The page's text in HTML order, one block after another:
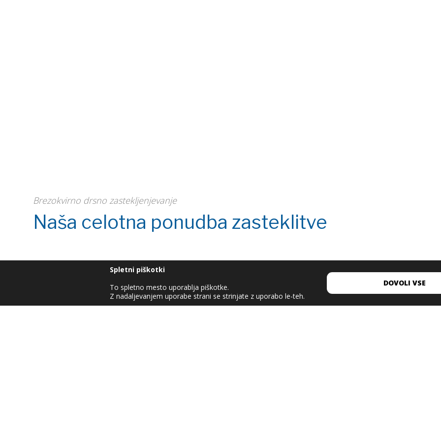
Brezokvirno drsno zastekljenjevanje
Naša celotna ponudba zasteklitve
Spletni piškotki
To spletno mesto uporablja piškotke.
Z nadaljevanjem uporabe strani se strinjate z uporabo le-teh.
DOVOLI VSE